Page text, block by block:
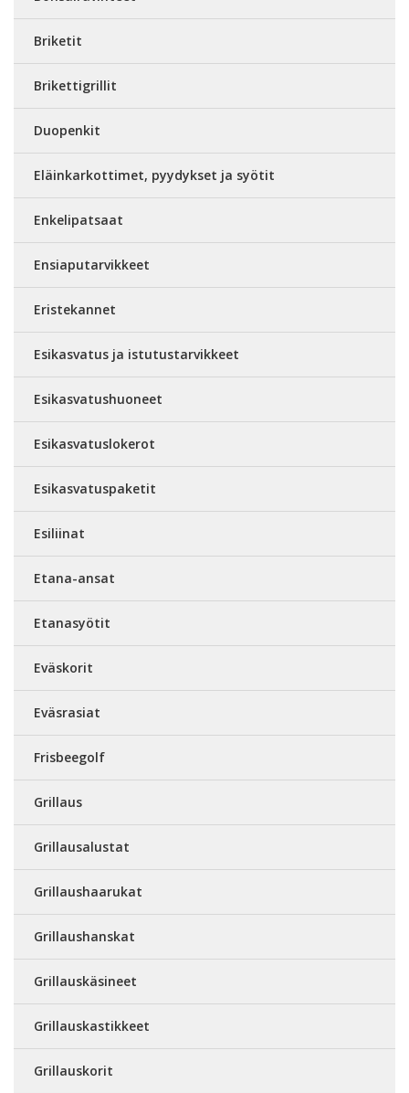
Briketit
Brikettigrillit
Duopenkit
Eläinkarkottimet, pyydykset ja syötit
Enkelipatsaat
Ensiaputarvikkeet
Eristekannet
Esikasvatus ja istutustarvikkeet
Esikasvatushuoneet
Esikasvatuslokerot
Esikasvatuspaketit
Esiliinat
Etana-ansat
Etanasyötit
Eväskorit
Eväsrasiat
Frisbeegolf
Grillaus
Grillausalustat
Grillaushaarukat
Grillaushanskat
Grillauskäsineet
Grillauskastikkeet
Grillauskorit